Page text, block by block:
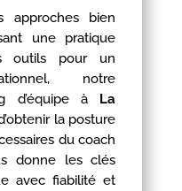
approches bien
une pratique
outils pour un
notre
d’équipe à La
la posture
du coach
donne les clés
avec fiabilité et